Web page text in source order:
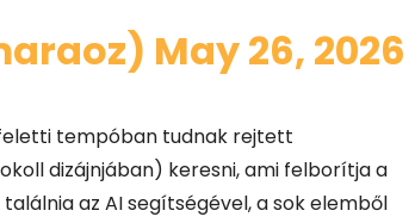
May 26, 2026
tempóban tudnak rejtett
dizájnjában) keresni, ami felborítja a
az AI segítségével, a sok elemből